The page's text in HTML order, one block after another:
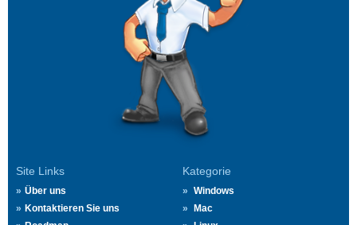
Site Links
Über uns
Kontaktieren Sie uns
Kategorie
Windows
Mac